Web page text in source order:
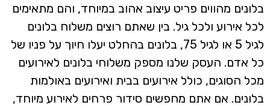
בלונים מהווים פריט עיצוב אהוב במיוחד, והם מתאימים
לכל אירוע ולכל גיל. בין שאתם רוצים משלוח בלונים
לגיל 5 או לגיל 75, בלונים בהחלט יעלו חיוך על פניו של
כל אדם. העסק שלנו מספק משלוחי בלונים לאירועים
מכל הסוגים, כולל אירועים בבית ואירועים באולמות
בלונים. אם אתם מחפשים סידור פרחים לאירוע מיוחד,